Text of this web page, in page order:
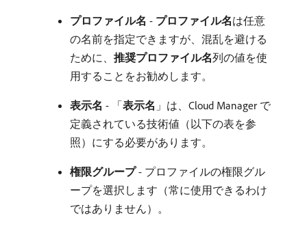
プロファイル名 - プロファイル名​は任意
の名前を指定できますが、混乱を避ける
ために、 推奨プロファイル名​列の値を使
用することをお勧めします。
表示名 - 「表示名 」は、Cloud Manager で
定義されている技術値（以下の表を参
照）にする必要があります。
権限グループ- プロファイルの権限グル
ープを選択します（常に使用できるわけ
ではありません）。